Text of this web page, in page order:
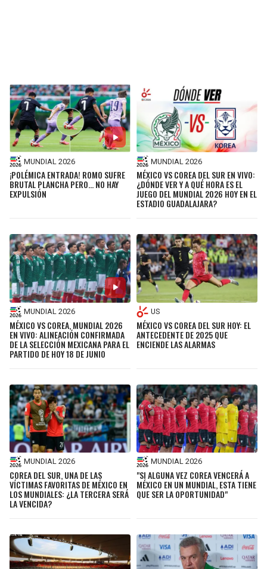
MUNDIAL 2026
¡POLÉMICA ENTRADA! ROMO SUFRE
BRUTAL PLANCHA PERO... NO HAY
EXPULSIÓN
MUNDIAL 2026
MÉXICO VS COREA DEL SUR EN VIVO:
¿DÓNDE VER Y A QUÉ HORA ES EL
JUEGO DEL MUNDIAL 2026 HOY EN EL
ESTADIO GUADALAJARA?
MUNDIAL 2026
MÉXICO VS COREA, MUNDIAL 2026
EN VIVO: ALINEACIÓN CONFIRMADA
DE LA SELECCIÓN MEXICANA PARA EL
PARTIDO DE HOY 18 DE JUNIO
US
MÉXICO VS COREA DEL SUR HOY: EL
ANTECEDENTE DE 2025 QUE
ENCIENDE LAS ALARMAS
MUNDIAL 2026
COREA DEL SUR, UNA DE LAS
VÍCTIMAS FAVORITAS DE MÉXICO EN
LOS MUNDIALES: ¿LA TERCERA SERÁ
LA VENCIDA?
MUNDIAL 2026
"SI ALGUNA VEZ COREA VENCERÁ A
MÉXICO EN UN MUNDIAL, ESTA TIENE
QUE SER LA OPORTUNIDAD"